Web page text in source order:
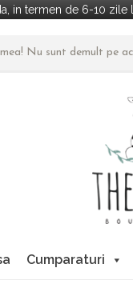
in termen de 6-10 zile
Nu sunt demult pe
Cumparaturi